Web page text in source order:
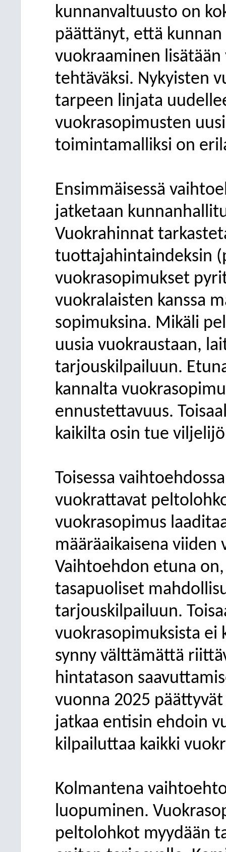
kunnanvaltuusto on
päättänyt, että
vuokraaminen
tehtäväksi. Nykyisten
tarpeen linjata
vuokrasopimusten
toimintamalliksi on
Ensimmäisessä
jatketaan
Vuokrahinnat
tuottajahintaindeksin
vuokrasopimukset
vuokralaisten kanssa
sopimuksina. Mikäli
uusia vuokraustaan,
tarjouskilpailuun.
kannalta
ennustettavuus.
kaikilta osin tue
Toisessa
vuokrattavat
vuokrasopimus
määräaikaisena viiden
Vaihtoehdon etuna
tasapuoliset
tarjouskilpailuun.
vuokrasopimuksista ei
synny välttämättä
hintatason
vuonna 2025
jatkaa entisin ehdoin
kilpailuttaa kaikki
Kolmantena
luopuminen.
peltolohkot myydään